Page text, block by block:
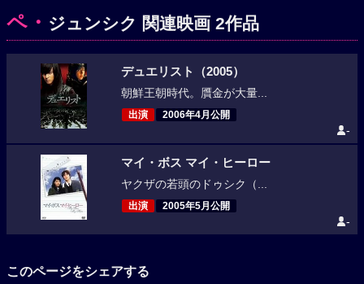
ペ・ ジュンシク 関連映画 2作品
デュエリスト（2005）
朝鮮王朝時代。贋金が大量...
出演 2006年4月公開
-
マイ・ボス マイ・ヒーロー
ヤクザの若頭のドゥシク（...
出演 2005年5月公開
-
このページをシェアする